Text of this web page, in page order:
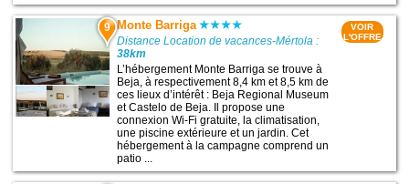
9 Monte Barriga
Distance Location de vacances-Mértola :
38km
L’hébergement Monte Barriga se trouve à
Beja, à respectivement 8,4 km et 8,5 km de
ces lieux d’intérêt : Beja Regional Museum
et Castelo de Beja. Il propose une
connexion Wi-Fi gratuite, la climatisation,
une piscine extérieure et un jardin. Cet
hébergement à la campagne comprend un
patio ...
VOIR
L'OFFRE